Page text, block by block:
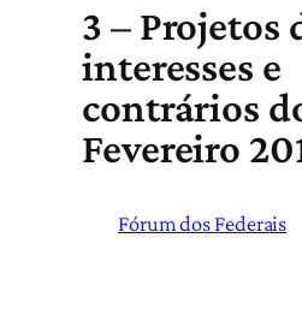
3 – Projetos
interesses e
contrários
Fevereiro
Fórum dos Federais